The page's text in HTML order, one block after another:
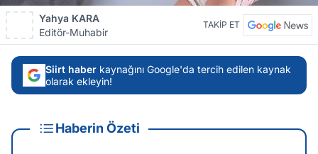
Yahya KARA
Editör-Muhabir
TAKİP ET
Siirt haber kaynağını Google'da tercih edilen kaynak
olarak ekleyin!
Haberin Özeti